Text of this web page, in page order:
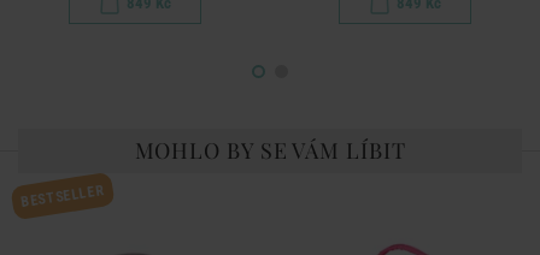
MOHLO BY SE VÁM LÍBIT
BESTSELLER